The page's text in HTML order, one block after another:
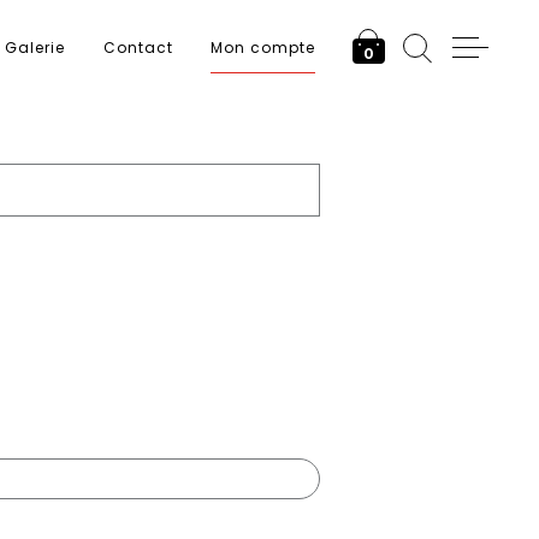
0
Galerie Contact Mon compte